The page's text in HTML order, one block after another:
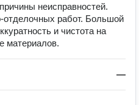
неисправностей.
отделочных работ. Большой
и чистота на
материалов.
—